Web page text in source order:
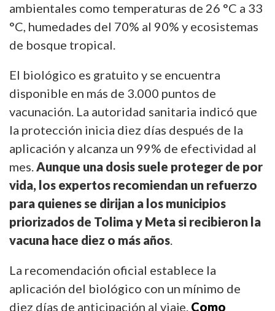
ambientales como temperaturas de 26 °C a 33
°C, humedades del 70% al 90% y ecosistemas
de bosque tropical.
El biológico es gratuito y se encuentra
disponible en más de 3.000 puntos de
vacunación. La autoridad sanitaria indicó que
la protección inicia diez días después de la
aplicación y alcanza un 99% de efectividad al
mes.Aunque una dosis suele proteger de por
vida, los expertos recomiendan un refuerzo
para quienes se dirijan a los municipios
priorizados de Tolima y Meta si recibieron la
vacuna hace diez o más años.
La recomendación oficial establece la
aplicación del biológico con un mínimo de
diez días de anticipación al viaje. Como